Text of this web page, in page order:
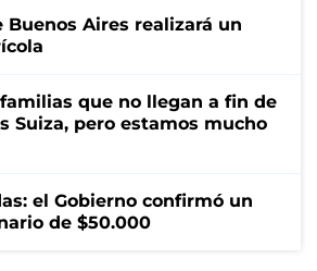
Buenos Aires realizará un
que no llegan a fin de
Suiza, pero estamos mucho
el Gobierno confirmó un
de $50.000